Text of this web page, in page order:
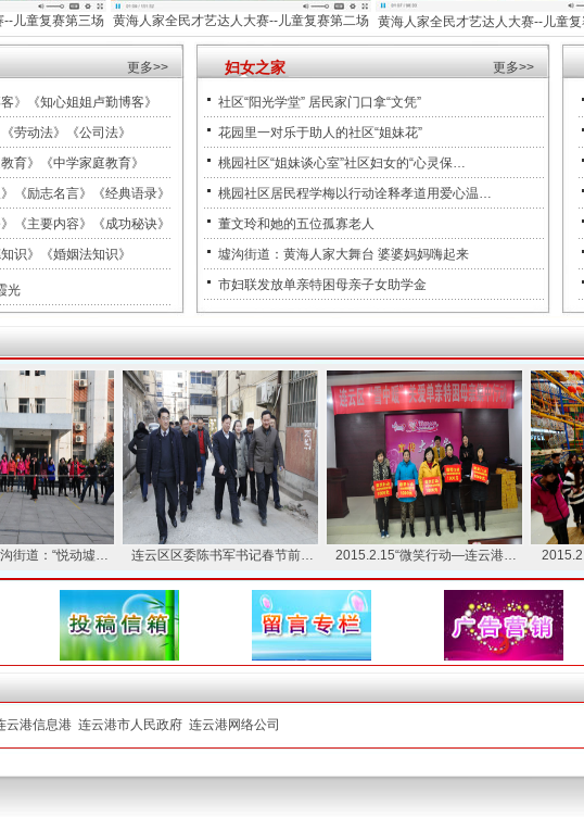
儿童复赛第三场 黄海人家全民才艺达人大赛--儿童复赛第二场 黄海人家全民才艺达人大赛--儿童
更多>>
》
《知心姐姐卢勤博客》
劳动法》《公司法》
育》《中学家庭教育》
《励志名言》《经典语录》
《主要内容》《成功秘诀》
识》《婚姻法知识》
光
妇女之家 更多>>
社区“阳光学堂” 居民家门口拿“文凭”
花园里一对乐于助人的社区“姐妹花”
桃园社区“姐妹谈心室”社区妇女的“心灵保…
桃园社区居民程学梅以行动诠释孝道用爱心温…
董文玲和她的五位孤寡老人
墟沟街道：黄海人家大舞台 婆婆妈妈嗨起来
市妇联发放单亲特困母亲子女助学金
“悦动墟… 连云区区委陈书军书记春节前… 2015.2.15“微笑行动—连云港… 2015.2.8“新
云港信息港 连云港市人民政府 连云港网络公司